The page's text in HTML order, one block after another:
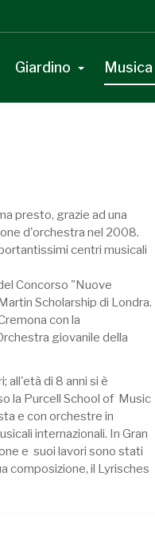
Giardino Musica
presto, grazie ad una
d'orchestra nel 2008.
centri musicali
Concorso "Nuove
Scholarship di Londra.
con la
giovanile della
all'età di 8 anni si è
la Purcell School of Music
e con orchestre in
internazionali. In Gran
e suoi lavori sono stati
composizione, il Lyrisches